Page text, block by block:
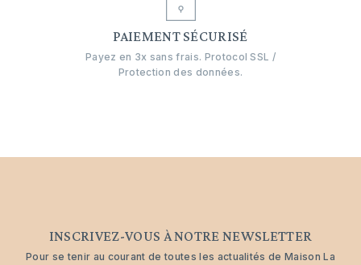
PAIEMENT SÉCURISÉ
Payez en 3x sans frais. Protocol SSL /
Protection des données.
INSCRIVEZ-VOUS À NOTRE NEWSLETTER
Pour se tenir au courant de toutes les actualités de Maison La